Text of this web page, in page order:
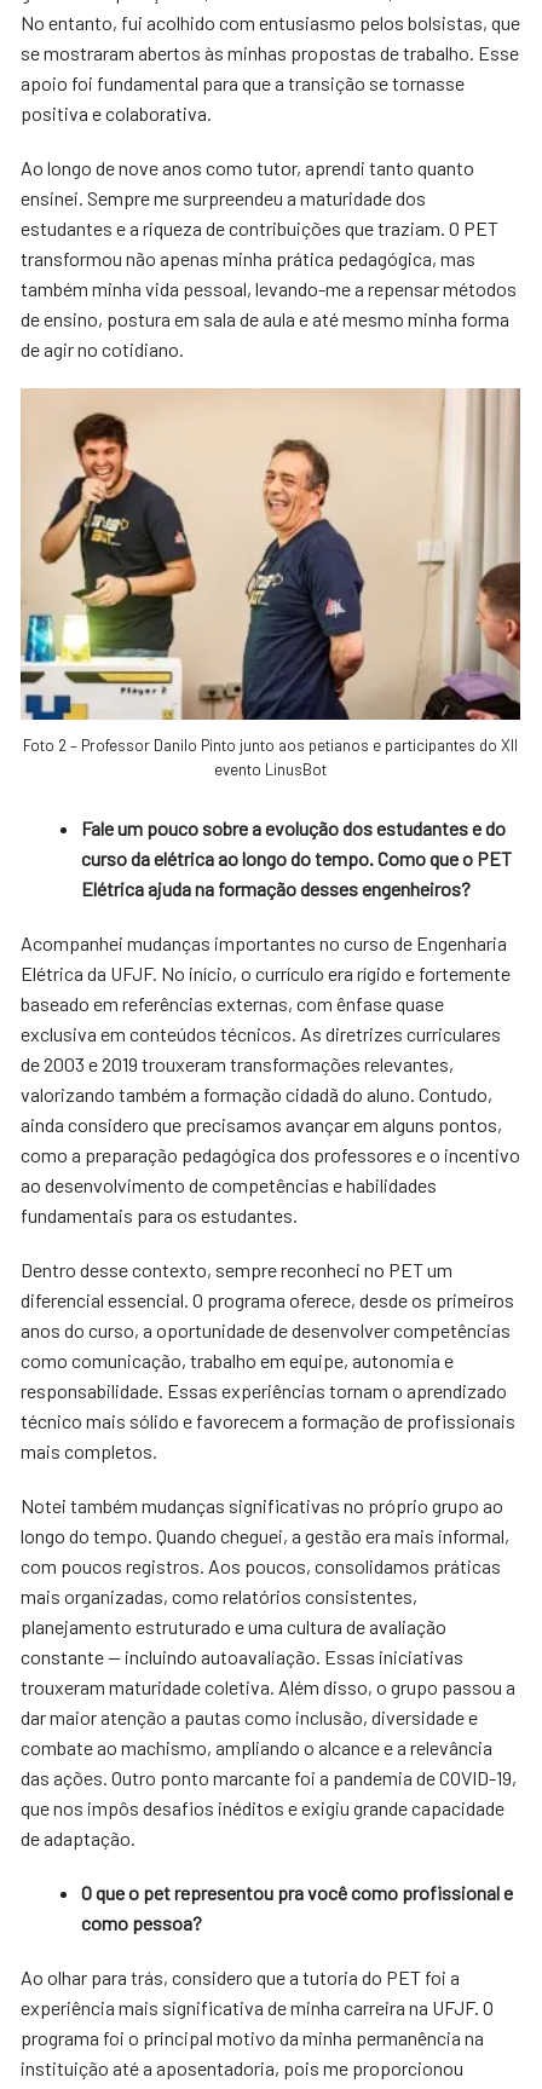
No entanto, fui acolhido com entusiasmo pelos bolsistas, que
se mostraram abertos às minhas propostas de trabalho. Esse
apoio foi fundamental para que a transição se tornasse
positiva e colaborativa.
Ao longo de nove anos como tutor, aprendi tanto quanto
ensinei. Sempre me surpreendeu a maturidade dos
estudantes e a riqueza de contribuições que traziam. O PET
transformou não apenas minha prática pedagógica, mas
também minha vida pessoal, levando-me a repensar métodos
de ensino, postura em sala de aula e até mesmo minha forma
de agir no cotidiano.
Foto 2 – Professor Danilo Pinto junto aos petianos e participantes do XII
evento LinusBot
Fale um pouco sobre a evolução dos estudantes e do
curso da elétrica ao longo do tempo. Como que o PET
Elétrica ajuda na formação desses engenheiros?
Acompanhei mudanças importantes no curso de Engenharia
Elétrica da UFJF. No início, o currículo era rígido e fortemente
baseado em referências externas, com ênfase quase
exclusiva em conteúdos técnicos. As diretrizes curriculares
de 2003 e 2019 trouxeram transformações relevantes,
valorizando também a formação cidadã do aluno. Contudo,
ainda considero que precisamos avançar em alguns pontos,
como a preparação pedagógica dos professores e o incentivo
ao desenvolvimento de competências e habilidades
fundamentais para os estudantes.
Dentro desse contexto, sempre reconheci no PET um
diferencial essencial. O programa oferece, desde os primeiros
anos do curso, a oportunidade de desenvolver competências
como comunicação, trabalho em equipe, autonomia e
responsabilidade. Essas experiências tornam o aprendizado
técnico mais sólido e favorecem a formação de profissionais
mais completos.
Notei também mudanças significativas no próprio grupo ao
longo do tempo. Quando cheguei, a gestão era mais informal,
com poucos registros. Aos poucos, consolidamos práticas
mais organizadas, como relatórios consistentes,
planejamento estruturado e uma cultura de avaliação
constante — incluindo autoavaliação. Essas iniciativas
trouxeram maturidade coletiva. Além disso, o grupo passou a
dar maior atenção a pautas como inclusão, diversidade e
combate ao machismo, ampliando o alcance e a relevância
das ações. Outro ponto marcante foi a pandemia de COVID-19,
que nos impôs desafios inéditos e exigiu grande capacidade
de adaptação.
O que o pet representou pra você como profissional e
como pessoa?
Ao olhar para trás, considero que a tutoria do PET foi a
experiência mais significativa de minha carreira na UFJF. O
programa foi o principal motivo da minha permanência na
instituição até a aposentadoria, pois me proporcionou